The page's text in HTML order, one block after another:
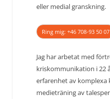
eller medial granskning.
Ring mig: +46 708-93 50 07
Jag har arbetat med
kriskommunikation i 22
erfarenhet av komplexa
medieträning av